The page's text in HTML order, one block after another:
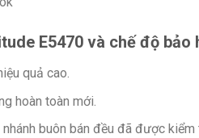
E5470 và chế độ bảo
quả cao.
hoàn toàn mới.
buôn bán đều đã được